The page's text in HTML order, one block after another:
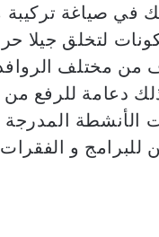
في صياغة
لتخلق جيلا
مختلف الروافد
دعامة للرفع من
الأنشطة
و الفقرات